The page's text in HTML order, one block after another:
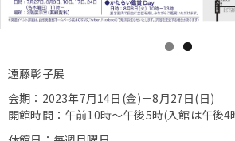
遠藤彰子展
会期：2023年7月14日(金)－8月27日(日)
開館時間：午前10時～午後5時(入館は午後4